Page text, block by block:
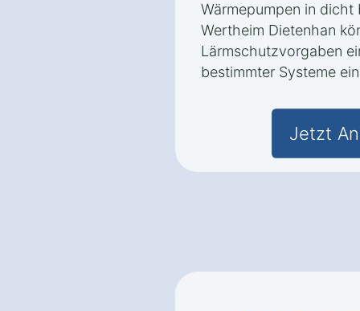
Wärmepumpen in
Wertheim Dietenhan
Lärmschutzvorgaben
bestimmter Systeme
Jetzt